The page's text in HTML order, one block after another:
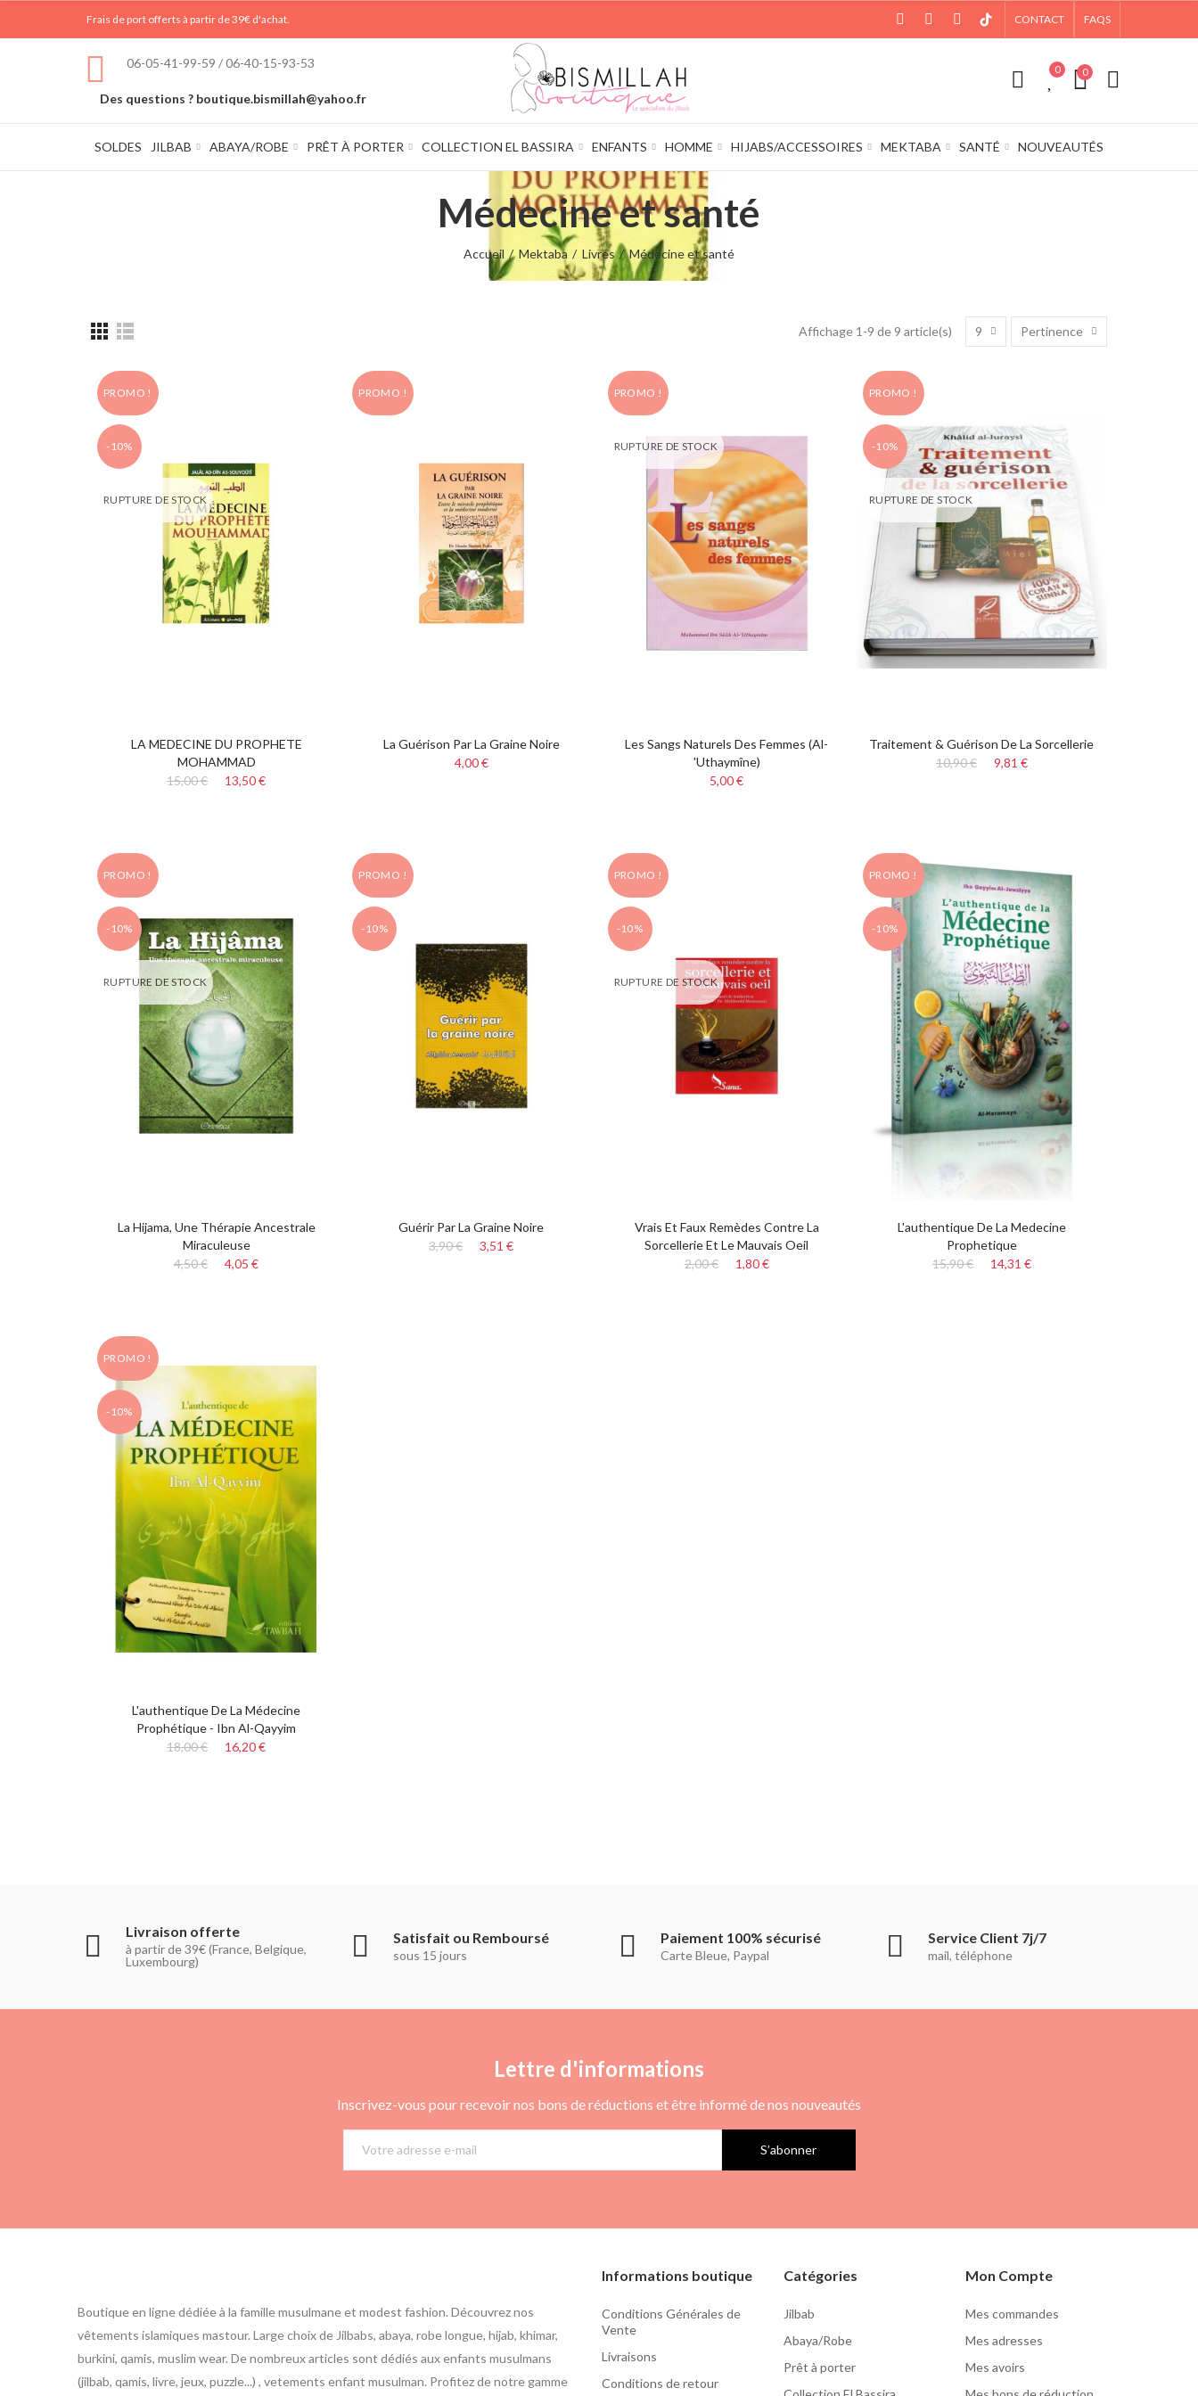
Frais de port offerts à partir de 39€ d'achat. CONTACT FAQS
06-05-41-99-59 / 06-40-15-93-53
Des questions ? boutique.bismillah@yahoo.fr
0 0
SOLDES JILBAB ABAYA/ROBE PRÊT À PORTER COLLECTION EL BASSIRA ENFANTS HOMME HIJABS/ACCESSOIRES MEKTABA SANTÉ NOUVEAUTÉS
Médecine et santé
Accueil Mektaba Livres Médecine et santé
Affichage 1-9 de 9 article(s) 9 Pertinence
PROMO !
-10%
RUPTURE DE STOCK
LA MEDECINE DU PROPHETE
MOHAMMAD
15,00 €
13,50 €
PROMO !
La Guérison Par La Graine Noire
4,00 €
PROMO !
RUPTURE DE STOCK
Les Sangs Naturels Des Femmes (Al-
'Uthaymîne)
5,00 €
PROMO !
-10%
RUPTURE DE STOCK
Traitement & Guérison De La Sorcellerie
10,90 €
9,81 €
PROMO !
-10%
RUPTURE DE STOCK
La Hijama, Une Thérapie Ancestrale
Miraculeuse
4,50 €
4,05 €
PROMO !
-10%
Guérir Par La Graine Noire
3,90 €
3,51 €
PROMO !
-10%
RUPTURE DE STOCK
Vrais Et Faux Remèdes Contre La
Sorcellerie Et Le Mauvais Oeil
2,00 €
1,80 €
PROMO !
-10%
L'authentique De La Medecine
Prophetique
15,90 €
14,31 €
PROMO !
-10%
L'authentique De La Médecine
Prophétique - Ibn Al-Qayyim
18,00 €
16,20 €
Livraison offerte
à partir de 39€ (France, Belgique,
Luxembourg)
Satisfait ou Remboursé
sous 15 jours
Paiement 100% sécurisé
Carte Bleue, Paypal
Service Client 7j/7
mail, téléphone
Lettre d'informations
Inscrivez-vous pour recevoir nos bons de réductions et être informé de nos nouveautés
S’abonner
Boutique en ligne dédiée à la famille musulmane et modest fashion. Découvrez nos
vêtements islamiques mastour. Large choix de Jilbabs, abaya, robe longue, hijab, khimar,
burkini, qamis, muslim wear. De nombreux articles sont dédiés aux enfants musulmans
(jilbab, qamis, livre, jeux, puzzle...) , vetements enfant musulman. Profitez de notre gamme
Informations boutique
Conditions Générales de
Vente
Livraisons
Conditions de retour
Catégories
Jilbab
Abaya/Robe
Prêt à porter
Mon Compte
Mes commandes
Mes adresses
Mes avoirs